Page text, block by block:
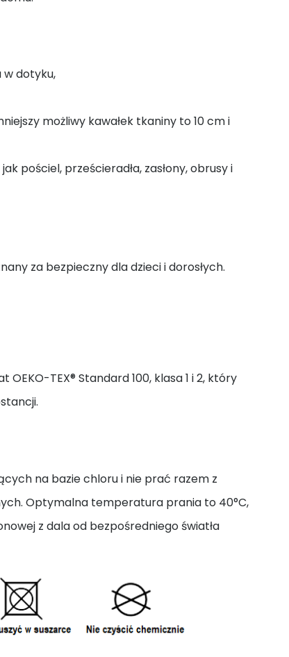
w dotyku,
możliwy kawałek tkaniny to 10 cm i
pościel, prześcieradła, zasłony, obrusy i
za bezpieczny dla dzieci i dorosłych.
TEX® Standard 100, klasa 1 i 2, który
na bazie chloru i nie prać razem z
Optymalna temperatura prania to 40°C,
z dala od bezpośredniego światła